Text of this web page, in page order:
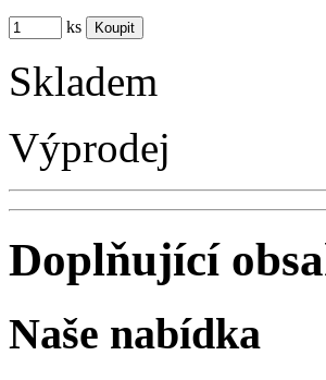
ks
Skladem
Výprodej
Doplňující
Naše nabídka